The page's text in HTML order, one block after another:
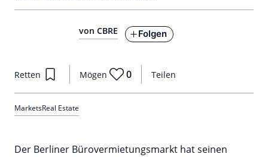
von CBRE Folgen
Teilen
Retten Mögen 0
MarketsReal Estate
Der Berliner Bürovermietungsmarkt hat seinen